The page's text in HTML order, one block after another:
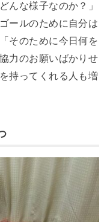
んな様子なのか？」
ールのために自分は
そのために今日何を
力のお願いばかりせ
持ってくれる人も増